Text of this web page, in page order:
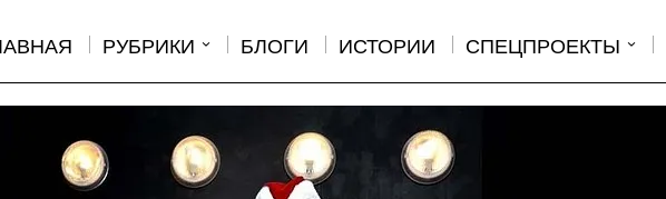
РУБРИКИ БЛОГИ ИСТОРИИ СПЕЦПРОЕКТЫ